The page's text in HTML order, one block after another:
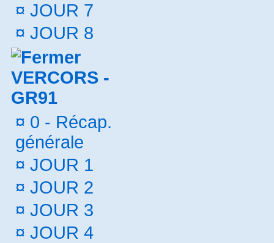
¤ JOUR 7
¤ JOUR 8
VERCORS -
GR91
¤ 0 - Récap.
générale
¤ JOUR 1
¤ JOUR 2
¤ JOUR 3
¤ JOUR 4